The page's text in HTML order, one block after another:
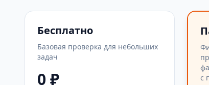
Бесплатно
Базовая проверка для небольших
задач
0 ₽
с